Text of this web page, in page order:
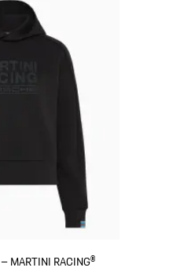
Sweat à capuche – MARTINI RACING®